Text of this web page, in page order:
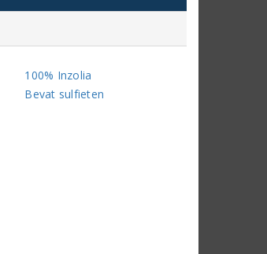
100% Inzolia
Bevat sulfieten